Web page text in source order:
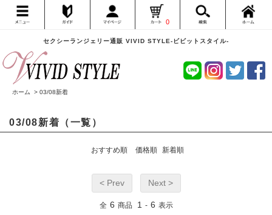
セクシーランジェリー通販 VIVID STYLE-ビビットスタイル-
0
ホーム > 03/08新着
03/08新着（一覧）
おすすめ順 価格順 新着順
< Prev Next >
全 6 商品 1 - 6 表示